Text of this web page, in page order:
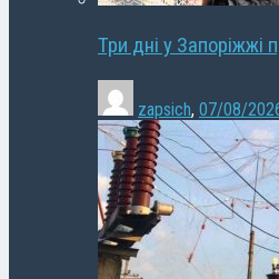
Три дні у
zapsich, 07/08/